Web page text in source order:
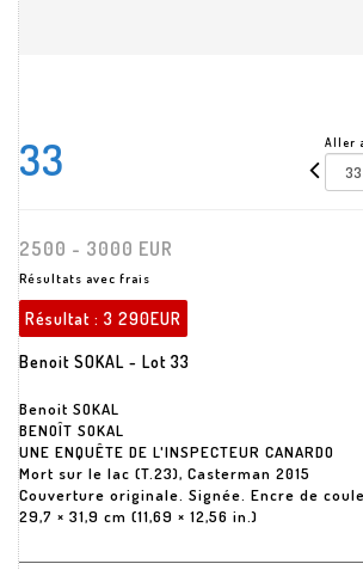
33 Aller
2500 - 3000 EUR
Résultats avec frais
Résultat : 3 290EUR
Benoit SOKAL - Lot 33
Benoit SOKAL
BENOÎT SOKAL
UNE ENQUÊTE DE L'INSPECTEUR CANARDO
Mort sur le lac (T.23), Casterman 2015
Couverture originale. Signée. Encre de